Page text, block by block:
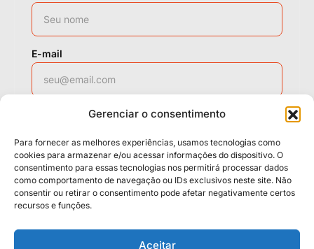
Gerenciar o consentimento
Para fornecer as melhores experiências, usamos tecnologias como
cookies para armazenar e/ou acessar informações do dispositivo. O
consentimento para essas tecnologias nos permitirá processar dados
como comportamento de navegação ou IDs exclusivos neste site. Não
consentir ou retirar o consentimento pode afetar negativamente certos
recursos e funções.
Aceitar
E-mail
Solicitar contato
Políticas Cookies Termos